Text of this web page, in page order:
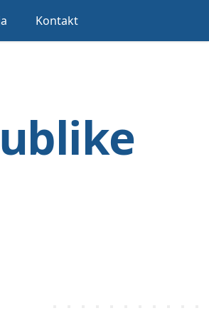
Kontakt